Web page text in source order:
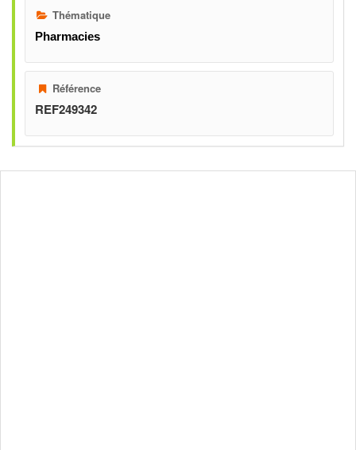
Thématique
Pharmacies
Référence
REF249342